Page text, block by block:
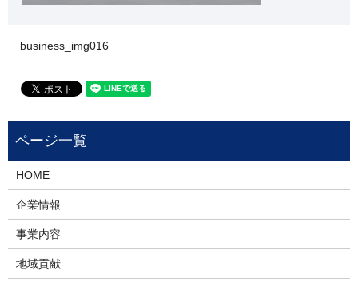
business_img016
HOME
企業情報
事業内容
地域貢献